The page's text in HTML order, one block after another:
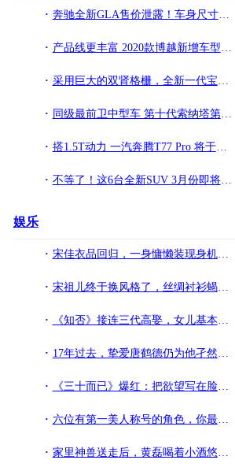
奔驰全新GLA售价泄露！车身尺寸再加长，搭1.3T增压，油耗更低
产品线更丰富 2020款博越新增车型上市 售9.78万元
采用巨大的双肾格栅，全新一代宝马M3前脸实车照泄漏
同级最前卫中型车 第十代索纳塔第二季度上市
搭1.5T动力 一汽奔腾T77 Pro 将于明日上市
不等了！这6台全新SUV 3月份即将上市
娱乐
宋佳衣品回归，一身慵懒装现身机场，秒变朋克少女
宋祖儿终于换风格了，丝绸衬衫蝎子辫，少见熟女造型现身机场
《知否》接连三代高娶，女儿基本高嫁！盛家是怎么成为大赢家的？
17年过去，挚爱唐鹤德仍为他孑然一身，此爱绵绵无绝期
《三十而已》爆红：把欲望写在脸上的女人，活得有多挣扎？
六位有第一美人称号的角色，你最喜欢谁呢
家里神兽送走后，黄磊喝着小酒悠闲自在做美食，网友：闻到香味了